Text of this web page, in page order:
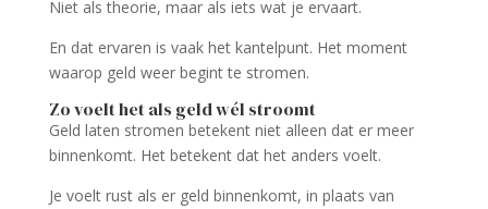
Niet als theorie, maar als iets wat je ervaart.
En dat ervaren is vaak het kantelpunt. Het moment
waarop geld weer begint te stromen.
Zo voelt het als geld wél stroomt
Geld laten stromen betekent niet alleen dat er meer
binnenkomt. Het betekent dat het anders voelt.
Je voelt rust als er geld binnenkomt, in plaats van